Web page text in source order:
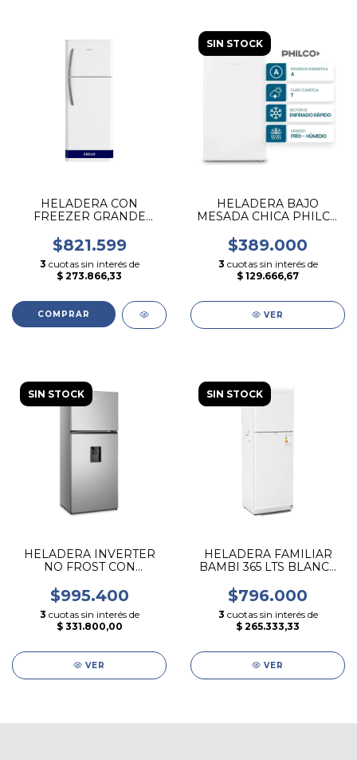
HELADERA CON
FREEZER GRANDE
DREAN - HDR370F00B
$821.599
3 cuotas sin interés de
$ 273.866,33
SIN STOCK
HELADERA BAJO
MESADA CHICA PHILCO
$389.000
3 cuotas sin interés de
$ 129.666,67
VER
SIN STOCK
HELADERA INVERTER
NO FROST CON
$995.400
3 cuotas sin interés de
$ 331.800,00
VER
SIN STOCK
HELADERA FAMILIAR
BAMBI 365 LTS BLANCA
$796.000
3 cuotas sin interés de
$ 265.333,33
VER